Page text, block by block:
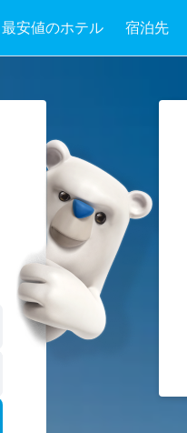
最安値のホテル 宿泊先